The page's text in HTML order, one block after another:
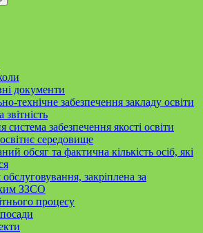
документи
технічне забезпечення закладу освіти
система забезпечення якості освіти
середовище
обсяг та фактична кількість осіб, які
обслуговування, закріплена за
ЗЗСО
процесу